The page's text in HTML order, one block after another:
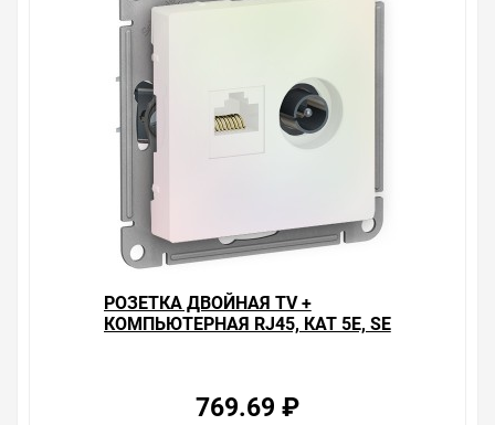
РОЗЕТКА ДВОЙНАЯ ТV +
КОМПЬЮТЕРНАЯ RJ45, КАТ 5Е, SE
769.69 ₽